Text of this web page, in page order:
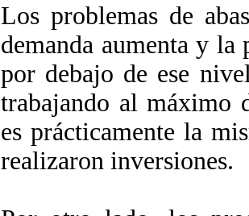
Los problemas de
demanda aumenta y
por debajo de ese
trabajando al máximo
es prácticamente la
realizaron inversiones.